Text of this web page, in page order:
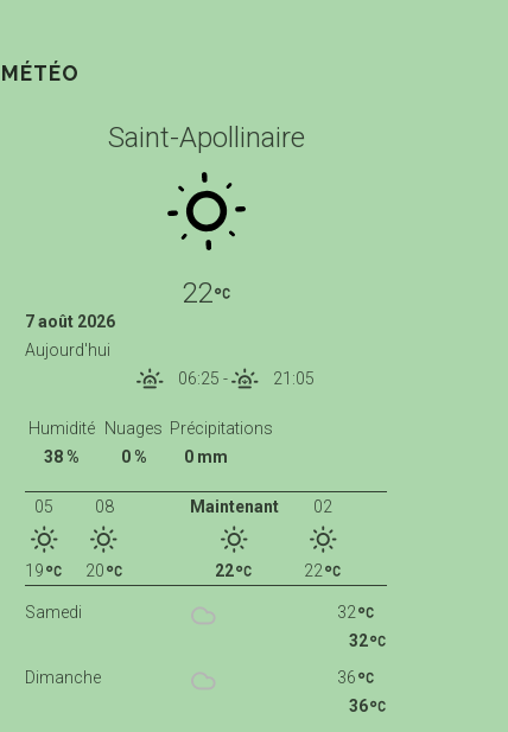
MÉTÉO
Saint-Apollinaire
22
7 août 2026
Aujourd'hui
06:25 - 21:05
Humidité
38 %
Nuages
0 %
Précipitations
0 mm
Maintenant
22
02
22
05
19
08
20
Samedi
32
32
Dimanche
36
36